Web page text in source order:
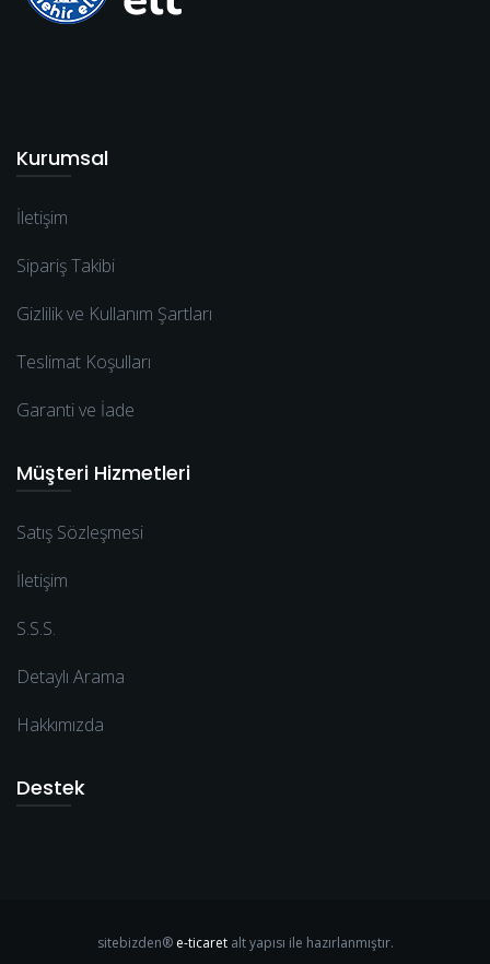
Kurumsal
İletişim
Sipariş Takibi
Gizlilik ve Kullanım Şartları
Teslimat Koşulları
Garanti ve İade
Müşteri Hizmetleri
Satış Sözleşmesi
İletişim
S.S.S.
Detaylı Arama
Hakkımızda
Destek
sitebizden® e-ticaretalt yapısı ile hazırlanmıştır.